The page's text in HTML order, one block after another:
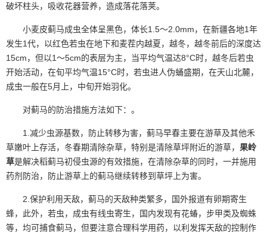
破坏柱头，吸收花器营养，造成落花落荚。
小麦皮蓟马成虫全体呈黑色，体长1.5～2.0mm，在新疆各地1年
发生1代，以红色若虫在地下和麦茬内越夏，越冬，越冬前后的深度达
15cm，但以1～5cm的表层为主，当平均气温达8°C时，越冬后若虫
开始活动，在旬平均气温15°C时，若虫进人伪蛹盛期，在天山北麓，
成虫一般在5月上，中旬开始羽化。
对蓟马的防治措施方法如下：。
1.减少虫源基数，防止转移为害，蓟马早春主要在游草及其他禾
草嫩叶上存活，冬春期清除杂草，特别是清除草坪附近的游草， 果岭
草是解决稻蓟马初侵虫源的有效措施，在清除杂草的同时，一并施用
药剂防治，防止游草上的蓟马继续转移到草坪上为害。
2.保护利用天敌，蓟马的天敌种类繁多，国外报道有卵期寄生
蜂，此外，若虫，成虫有线虫寄生，国内发现有花蝽，步甲类及蜘蛛
等，均可捕食蓟马，但要注意合理科学用药，以利发挥天敌的控制作